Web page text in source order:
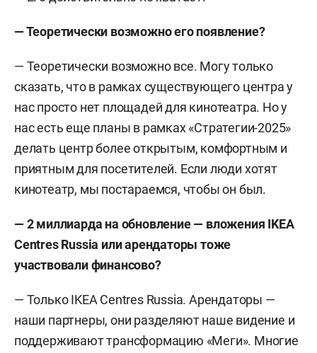
— Теоретически возможно его появление?
— Теоретически возможно все. Могу только
сказать, что в рамках существующего центра у
нас просто нет площадей для кинотеатра. Но у
нас есть еще планы в рамках «Стратегии-2025»
делать центр более открытым, комфортным и
приятным для посетителей. Если люди хотят
кинотеатр, мы постараемся, чтобы он был.
— 2 миллиарда на обновление — вложения IKEA
Centres Russia или арендаторы тоже
участвовали финансово?
— Только IKEA Centres Russia. Арендаторы —
наши партнеры, они разделяют наше видение и
поддерживают трансформацию «Меги». Многие